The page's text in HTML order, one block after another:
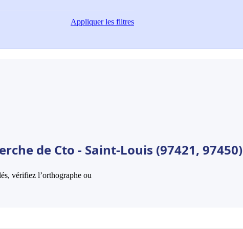
Appliquerles filtres
de Cto - Saint-Louis (97421, 97450)
vérifiez l’orthographe ou